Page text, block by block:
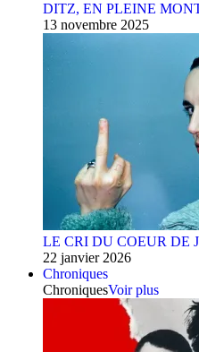
DITZ, EN PLEINE
13 novembre 2025
LE CRI DU COEUR DE
22 janvier 2026
Chroniques
ChroniquesVoir plus